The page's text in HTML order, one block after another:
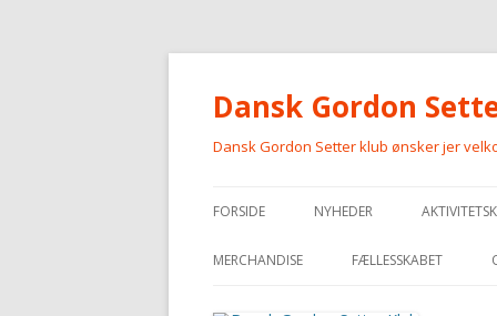
Dansk Gordon
Dansk Gordon Setter klub ønsker jer
FORSIDE NYHEDER
MERCHANDISE FÆLLESSKABET